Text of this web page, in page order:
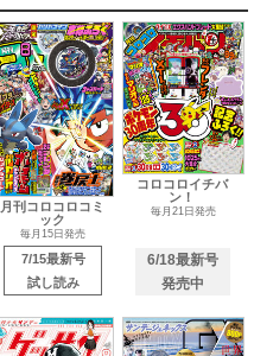
月刊コロコロコミ
ック
毎月15日発売
7/15最新号
試し読み
コロコロイチバ
ン！
毎月21日発売
6/18最新号
発売中